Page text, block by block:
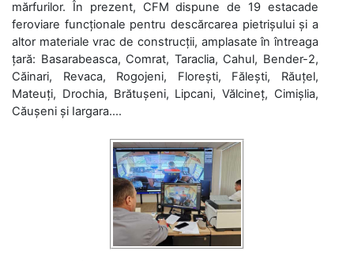
mărfurilor. În prezent, CFM dispune de 19 estacade
feroviare funcționale pentru descărcarea pietrișului și a
altor materiale vrac de construcții, amplasate în întreaga
țară: Basarabeasca, Comrat, Taraclia, Cahul, Bender-2,
Căinari, Revaca, Rogojeni, Florești, Fălești, Răuțel,
Mateuți, Drochia, Brătușeni, Lipcani, Vălcineț, Cimișlia,
Căușeni și Iargara....